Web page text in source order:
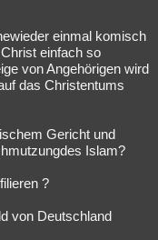
einmal komisch
einfach so
von Angehörigen wird
das Christentums
Gericht und
Islam?
?
von Deutschland